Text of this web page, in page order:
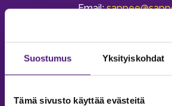
Suostumus Yksityiskohdat
Tämä sivusto käyttää evästeitä
Email: